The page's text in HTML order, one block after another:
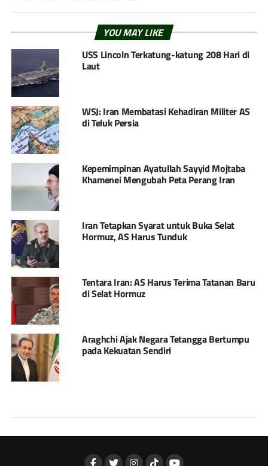
YOU MAY LIKE
USS Lincoln Terkatung-katung 208 Hari di
Laut
WSJ: Iran Membatasi Kehadiran Militer AS
di Teluk Persia
Kepemimpinan Ayatullah Sayyid Mojtaba
Khamenei Mengubah Peta Perang Iran
Iran Tetapkan Syarat untuk Buka Selat
Hormuz, AS Harus Tunduk
Tentara Iran: AS Harus Terima Tatanan Baru
di Selat Hormuz
Araghchi Ajak Negara Tetangga Bertumpu
pada Kekuatan Sendiri